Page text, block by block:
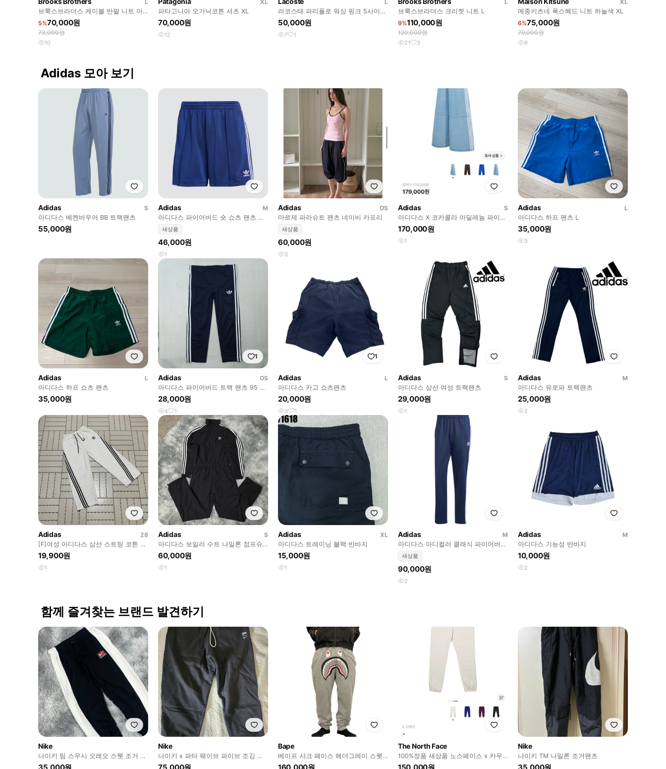
L
브룩스브라더스 케이블 반팔 니트 아
이보리 L
5%70,000원
73,000원
10
XL
파타고니아 오가닉코튼 셔츠 XL
70,000원
12
L
라코스테 파리폴로 워싱 핑크 5사이즈
(100-105)
50,000원
7 1
L
브룩스브라더스 크리켓 니트 L
9%110,000원
120,000원
21 3
XL
메종키츠네 폭스헤드 니트 하늘색 XL
6%75,000원
79,000원
8
Adidas 모아 보기
Adidas
S
아디다스 베켄바우어 BB 트랙팬츠
55,000원
Adidas
M
아디다스 파이어버드 숏 쇼츠 팬츠 네
이비 다크 블루 IY7211
새상품
46,000원
1
Adidas
OS
마르제 파라슈트 팬츠 네이비 카프리
새상품
60,000원
3
Adidas
S
아디다스 X 코카콜라 아딜레늄 파이어
버드 데님 트랙 팬츠 데님 S
170,000원
1
Adidas
L
아디다스 하프 팬츠 L
35,000원
3
Adidas
L
아디다스 하프 쇼츠 팬츠
35,000원
1
Adidas
OS
아디다스 파이어버드 트랙 팬츠 95 네
이비
28,000원
4 1
1
Adidas
L
아디다스 카고 쇼츠팬츠
20,000원
3 1
Adidas
S
아디다스 삼선 여성 트랙팬츠
29,000원
1
Adidas
M
아디다스 유로파 트랙팬츠
25,000원
2
Adidas
28
[F]여성 아디다스 삼선 스트링 코튼 트
레이닝팬츠 0801
19,900원
1
Adidas
S
아디다스 보일러 수트 나일론 점프슈
트
60,000원
1
Adidas
XL
아디다스 트레이닝 블랙 반바지
15,000원
1
Adidas
M
아디다스 아디컬러 클래식 파이어버드
트랙 팬츠 나이트 인디고
새상품
90,000원
2
Adidas
M
아디다스 기능성 반바지
10,000원
2
함께 즐겨찾는 브랜드 발견하기
Nike
나이키 팀 스우시 오레오 스웻 조거 팬
츠 5486
35,000원
Nike
나이키 x 파타 웨이브 파이브 조깅 팬
츠 블랙
75,000원
Bape
베이프 샤크 페이스 헤더그레이 스웻
조거팬츠
160,000원
The North Face
100%정품 새상품 노스페이스 x 카우
150,000원
Nike
나이키 TM 나일론 조거팬츠
35,000원